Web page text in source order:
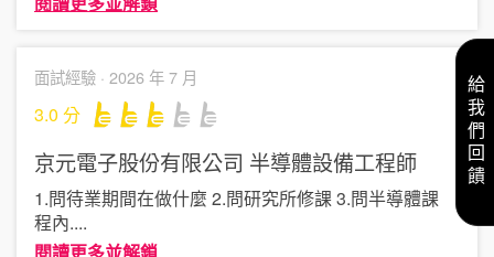
面試經驗 · 2026 年 7 月
3.0 分
京元電子股份有限公司 半導體設備工程師
1.問待業期間在做什麼 2.問研究所修課 3.問半導體課
程內....
閱讀更多並解鎖
給我們回饋